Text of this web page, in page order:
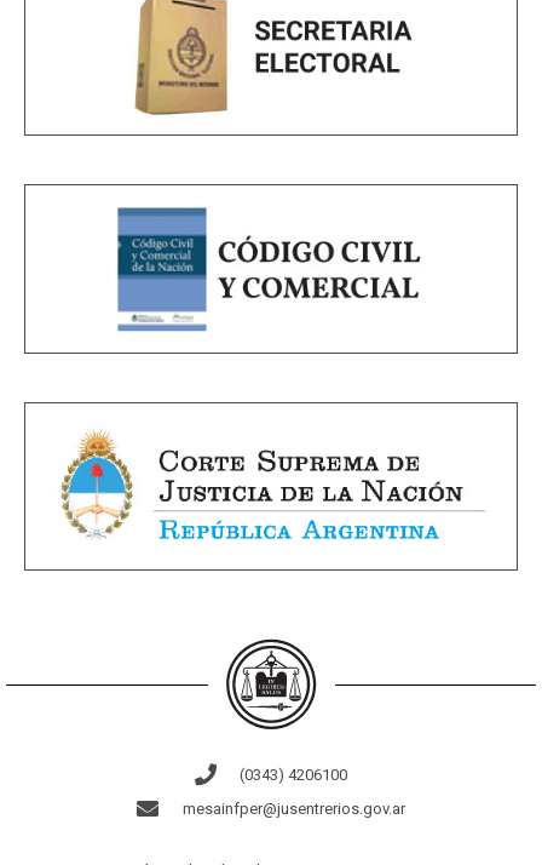
(0343) 4206100
mesainfper@jusentrerios.gov.ar